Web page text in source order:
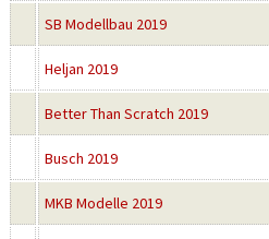
SB Modellbau 2019
Heljan 2019
Better Than Scratch 2019
Busch 2019
MKB Modelle 2019